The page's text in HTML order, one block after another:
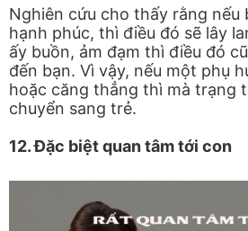
Nghiên cứu cho thấy rằng nếu
hạnh phúc, thì điều đó sẽ lây
ấy buồn, ảm đạm thì điều đó
đến bạn. Vì vậy, nếu một phụ
hoặc căng thẳng thì mà trạng
chuyển sang trẻ.
12. Đặc biệt quan tâm tới con